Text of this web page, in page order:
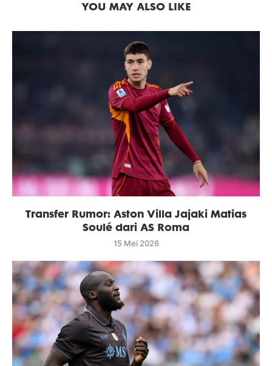
YOU MAY ALSO LIKE
Transfer Rumor: Aston Villa Jajaki Matias
Soulé dari AS Roma
15 Mei 2026